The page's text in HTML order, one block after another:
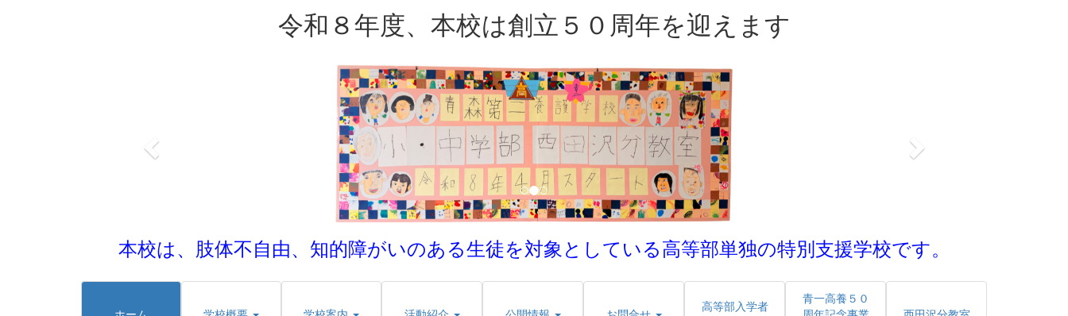
令和８年度、本校は創立５０周年を迎えます
v
i
本校は、肢体不自由、知的障がいのある生徒を対象としている高等部単独の特別支援学校です。
高等部入学者
青一高養５０